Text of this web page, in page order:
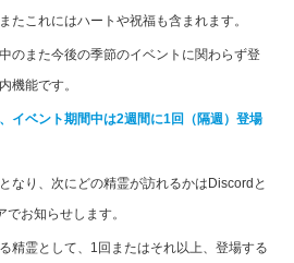
たこれにはハートや祝福も含まれます。
のまた今後の季節のイベントに関わらず登
機能です。
イベント期間中は2週間に1回（隔週）登場
なり、次にどの精霊が訪れるかはDiscordと
お知らせします。
精霊として、1回またはそれ以上、登場する